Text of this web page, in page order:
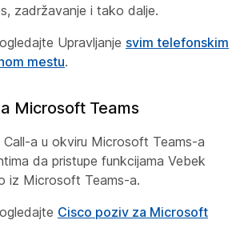
zadržavanje i tako dalje.
Upravljanje svim telefonskim
mestu.
Microsoft Teams
Call-a u okviru Microsoft Teams-a
da pristupe funkcijama Vebek
iz Microsoft Teams-a.
Cisco poziv za Microsoft